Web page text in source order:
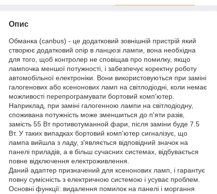
Опис
Обманка (canbus) - це додатковий зовнішній пристрій який
створює додатковий опір в ланцюзі лампи, вона необхідна
для того, щоб контролер не сповіщав про помилку, якщо
лампочка меншої потужності, і забезпечує коректну роботу
автомобільної електроніки. Вони використовуються при заміні
галогенових або ксенонових ламп на світлодіодні, коли немає
можливості перепрограмувати бортовий комп'ютер.
Наприклад, при заміні галогенною лампи на світлодіодну,
споживана потужність може зменшиться до п'яти разів,
замість 55 Вт противотуманной фари, після заміни буде 7.5
Вт. У таких випадках бортовий комп'ютер сигналізує, що
лампа вийшла з ладу, з'являється відповідний значок на
панелі приладів, а в більш сучасних системах, відбувається
повне відключення електроживлення.
Даний адаптер призначений для ксенонових ламп, і гарантує
повну сумісність з електричною системою і усуває проблем.
Основні функції: видалення помилок на панелі і моргання